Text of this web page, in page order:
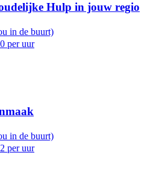
Hulp in jouw regio
in de buurt)
per uur
in de buurt)
per uur